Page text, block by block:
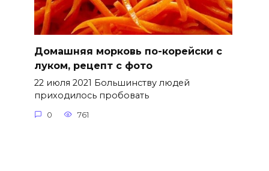
Домашняя морковь по-корейски с
луком, рецепт с фото
22 июля 2021 Большинству людей
приходилось пробовать
0 761